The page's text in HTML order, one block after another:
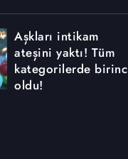
Aşkları intikam
ateşini yaktı! Tüm
kategorilerde
oldu!